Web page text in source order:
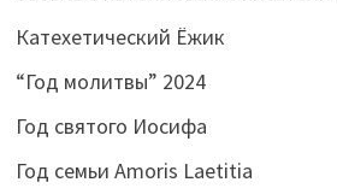
Катехетический Ёжик
“Год молитвы” 2024
Год святого Иосифа
Год семьи Amoris Laetitia